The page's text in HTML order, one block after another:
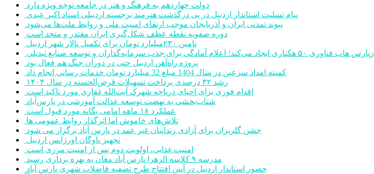
دولت چهاردهم به فرهنگ و هنر در جامعه توجه ویژه دارد
پیام تسلیت استاندار اردبیل در پی درگذشت هنرمند برجسته اردبیلی استاد اکبر عبدی
پیوند تمدنی ایران و آذربایجان موجب ارتقای امنیت ملی و روابط ملت‌ها می‌شود
دوره صفویه نقطه عطف شکل‌گیری ایران مقتدر و متحد است
تامین ۲۳۰میلیارد تومان برای تکمیل تالار شهر اردبیل
زپارس هاب فناوری ۵۰ هکتاری ایجاد می‌کند؛ اعلام آمادگی برای جذب سرمایه‌گذاران و توسعه صنایع تبدیلی
پروژه راه‌آهن اردبیل حتی در دوران جنگ هم فعال بود
کمیته امداد سرعین در سال 1404 مبلغ 32 میلیارد تومان خدمات رسانی انجام داد
رشد ۳۲ درصدی پرداخت تسهیلات قرض‌الحسنه در سال ۱۴۰۴
اقدام فوری برای احیای دریاچه شهرک آیت‌الله غفاری مورد تاکید است
شتاب‌بخشی به نهضت توسعه عدالت آموزشی در پارس‌آباد
عملکرد ۱۸ ماهه امامی یگانه مورد قبول است
تلاش‌های خاموش اما اثرگذار روابط عمومی ها
جشن گلریزان برای آزادی زندانیان غیر عمد در پارس آباد برگزار می شود
تجهیز ناوگان اورژانس اردبیل
امنیت غذایی، اولویت دوم پس از امنیت مرزی است
مدرسه ۹ کلاسه الزهرا پارس آباد مغان به بهره برداری رسید
حضور استاندار اردبیل در آیین افتتاح طرح تصفیه فاضلاب شهری پارس آباد